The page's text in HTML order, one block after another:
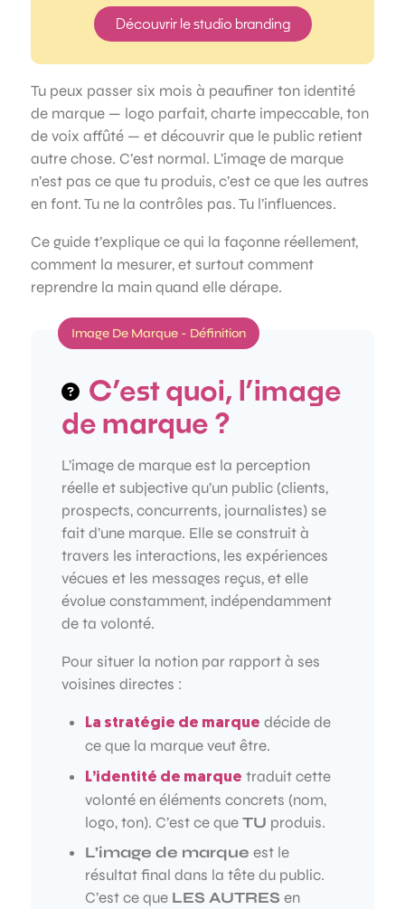
Découvrir le studio branding
Tu peux passer six mois à peaufiner ton identité
de marque — logo parfait, charte impeccable, ton
de voix affûté — et découvrir que le public retient
autre chose. C’est normal. L’image de marque
n’est pas ce que tu produis, c’est ce que les autres
en font. Tu ne la contrôles pas. Tu l’influences.
Ce guide t’explique ce qui la façonne réellement,
comment la mesurer, et surtout comment
reprendre la main quand elle dérape.
Image De Marque - Définition
C’est quoi, l’image
de marque ?
L’image de marque est la perception
réelle et subjective qu’un public (clients,
prospects, concurrents, journalistes) se
fait d’une marque. Elle se construit à
travers les interactions, les expériences
vécues et les messages reçus, et elle
évolue constamment, indépendamment
de ta volonté.
Pour situer la notion par rapport à ses
voisines directes :
La stratégie de marque décide de
ce que la marque veut être.
L’identité de marque traduit cette
volonté en éléments concrets (nom,
logo, ton). C’est ce queTU produis.
L’image de marque est le
résultat final dans la tête du public.
C’est ce que LES AUTRES en